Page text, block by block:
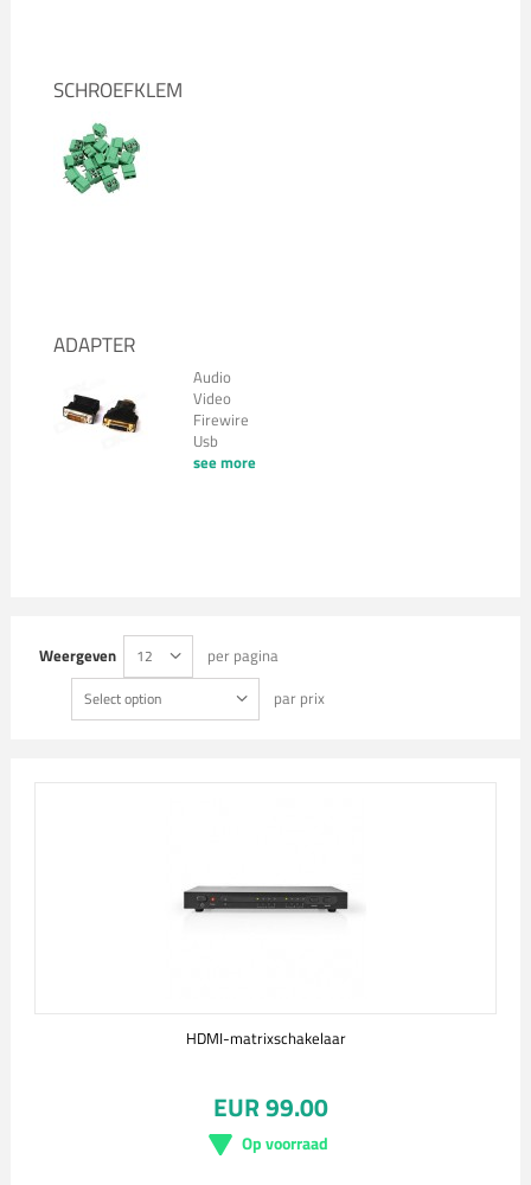
SCHROEFKLEM
ADAPTER
Audio
Video
Firewire
Usb
see more
Weergeven 12 per pagina
Select option par prix
HDMI-matrixschakelaar
EUR 99.00
Op voorraad